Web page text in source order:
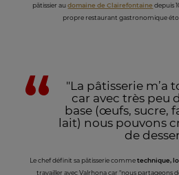
pâtissier audomaine de Clairefontaine depuis
propre restaurant gastronomique
"La pâtisserie m’a
car avec très peu
base (œufs, sucre,
lait) nous pouvons
de
Le chef définit sa pâtisserie commetechnique,
travailler avec Valrhona car "nous partageons